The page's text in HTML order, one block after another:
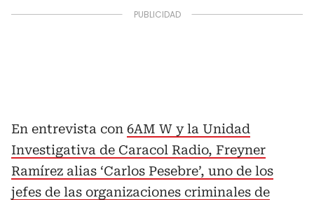
En entrevista con 6AM W y la Unidad
Investigativa de Caracol Radio, Freyner
Ramírez alias ‘Carlos Pesebre’, uno de los
jefes de las organizaciones criminales de